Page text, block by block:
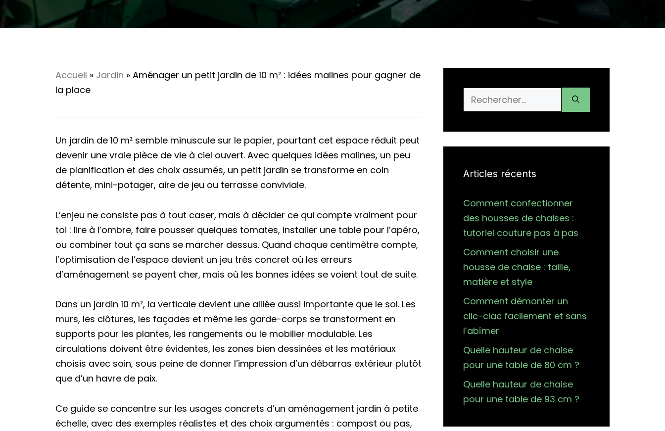
Accueil » Jardin » Aménager un petit jardin de 10 m² : idées malines pour gagner de
la place
Un jardin de 10 m² semble minuscule sur le papier, pourtant cet espace réduit peut
devenir une vraie pièce de vie à ciel ouvert. Avec quelques idées malines, un peu
de planification et des choix assumés, un petit jardin se transforme en coin
détente, mini-potager, aire de jeu ou terrasse conviviale.
L’enjeu ne consiste pas à tout caser, mais à décider ce qui compte vraiment pour
toi : lire à l’ombre, faire pousser quelques tomates, installer une table pour l’apéro,
ou combiner tout ça sans se marcher dessus. Quand chaque centimètre compte,
l’optimisation de l’espace devient un jeu très concret où les erreurs
d’aménagement se payent cher, mais où les bonnes idées se voient tout de suite.
Dans un jardin 10 m², la verticale devient une alliée aussi importante que le sol. Les
murs, les clôtures, les façades et même les garde-corps se transforment en
supports pour les plantes, les rangements ou le mobilier modulable. Les
circulations doivent être évidentes, les zones bien dessinées et les matériaux
choisis avec soin, sous peine de donner l’impression d’un débarras extérieur plutôt
que d’un havre de paix.
Ce guide se concentre sur les usages concrets d’un aménagement jardin à petite
échelle, avec des exemples réalistes et des choix argumentés : compost ou pas,
Rechercher :
Articles récents
Comment confectionner
des housses de chaises :
tutoriel couture pas à pas
Comment choisir une
housse de chaise : taille,
matière et style
Comment démonter un
clic-clac facilement et sans
l’abîmer
Quelle hauteur de chaise
pour une table de 80 cm ?
Quelle hauteur de chaise
pour une table de 93 cm ?